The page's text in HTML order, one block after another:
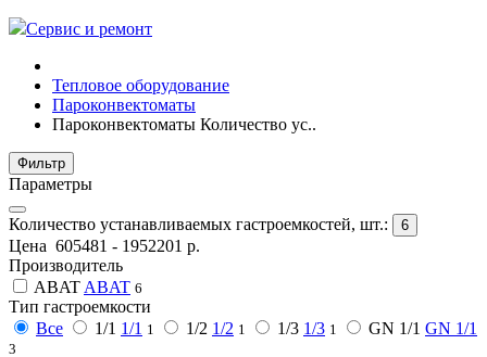
Сервис и ремонт
Тепловое оборудование
Пароконвектоматы
Пароконвектоматы Количество ус..
Фильтр
Параметры
Количество устанавливаемых гастроемкостей, шт.: 6
Цена 605481 - 1952201 р.
Производитель
ABAT ABAT 6
Тип гастроемкости
Все
1/1 1/1 1 1/2 1/2 1 1/3 1/3 1 GN 1/1 GN 1/1
3